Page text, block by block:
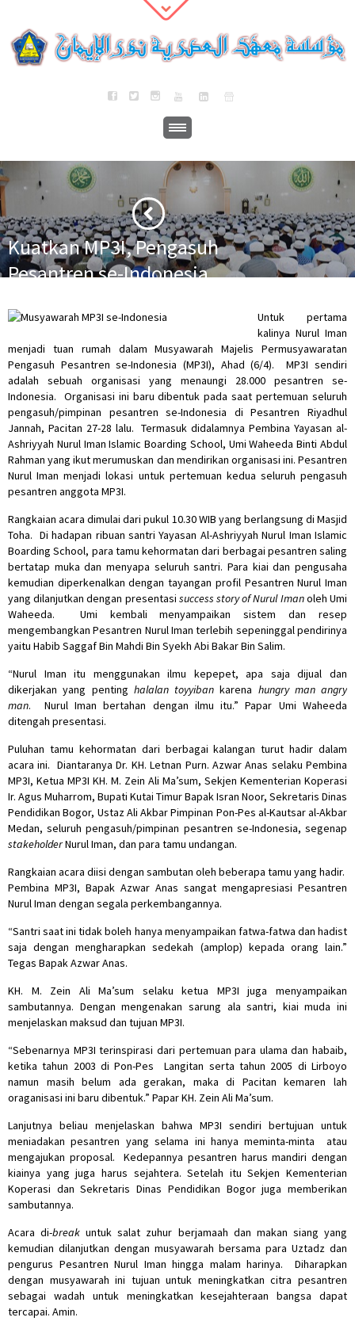
Kuatkan MP3I, Pengasuh
Pesantren se-Indonesia
Home · Berita ·
Kuatkan MP3I, Pengasuh Pesantren se-IndonesiaUntuk pertama
kalinya Nurul Iman
menjadi tuan rumah dalam Musyawarah Majelis Permusyawaratan
Pengasuh Pesantren se-Indonesia (MP3I), Ahad (6/4). MP3I sendiri
adalah sebuah organisasi yang menaungi 28.000 pesantren se-
Indonesia. Organisasi ini baru dibentuk pada saat pertemuan seluruh
pengasuh/pimpinan pesantren se-Indonesia di Pesantren Riyadhul
Jannah, Pacitan 27-28 lalu. Termasuk didalamnya Pembina Yayasan al-
Ashriyyah Nurul Iman Islamic Boarding School, Umi Waheeda Binti Abdul
Rahman yang ikut merumuskan dan mendirikan organisasi ini. Pesantren
Nurul Iman menjadi lokasi untuk pertemuan kedua seluruh pengasuh
pesantren anggota MP3I.
Rangkaian acara dimulai dari pukul 10.30 WIB yang berlangsung di Masjid
Toha. Di hadapan ribuan santri Yayasan Al-Ashriyyah Nurul Iman Islamic
Boarding School, para tamu kehormatan dari berbagai pesantren saling
bertatap muka dan menyapa seluruh santri. Para kiai dan pengusaha
kemudian diperkenalkan dengan tayangan profil Pesantren Nurul Iman
yang dilanjutkan dengan presentasi success story of Nurul Imanoleh Umi
Waheeda. Umi kembali menyampaikan sistem dan resep
mengembangkan Pesantren Nurul Iman terlebih sepeninggal pendirinya
yaitu Habib Saggaf Bin Mahdi Bin Syekh Abi Bakar Bin Salim.
“Nurul Iman itu menggunakan ilmu kepepet, apa saja dijual dan
dikerjakan yang penting halalan toyyiban karena hungry man angry
man. Nurul Iman bertahan dengan ilmu itu.” Papar Umi Waheeda
ditengah presentasi.
Puluhan tamu kehormatan dari berbagai kalangan turut hadir dalam
acara ini. Diantaranya Dr. KH. Letnan Purn. Azwar Anas selaku Pembina
MP3I, Ketua MP3I KH. M. Zein Ali Ma’sum, Sekjen Kementerian Koperasi
Ir. Agus Muharrom, Bupati Kutai Timur Bapak Isran Noor, Sekretaris Dinas
Pendidikan Bogor, Ustaz Ali Akbar Pimpinan Pon-Pes al-Kautsar al-Akbar
Medan, seluruh pengasuh/pimpinan pesantren se-Indonesia, segenap
stakeholderNurul Iman, dan para tamu undangan.
Rangkaian acara diisi dengan sambutan oleh beberapa tamu yang hadir.
Pembina MP3I, Bapak Azwar Anas sangat mengapresiasi Pesantren
Nurul Iman dengan segala perkembangannya.
“Santri saat ini tidak boleh hanya menyampaikan fatwa-fatwa dan hadist
saja dengan mengharapkan sedekah (amplop) kepada orang lain.”
Tegas Bapak Azwar Anas.
KH. M. Zein Ali Ma’sum selaku ketua MP3I juga menyampaikan
sambutannya. Dengan mengenakan sarung ala santri, kiai muda ini
menjelaskan maksud dan tujuan MP3I.
“Sebenarnya MP3I terinspirasi dari pertemuan para ulama dan habaib,
ketika tahun 2003 di Pon-Pes Langitan serta tahun 2005 di Lirboyo
namun masih belum ada gerakan, maka di Pacitan kemaren lah
oraganisasi ini baru dibentuk.” Papar KH. Zein Ali Ma’sum.
Lanjutnya beliau menjelaskan bahwa MP3I sendiri bertujuan untuk
meniadakan pesantren yang selama ini hanya meminta-minta atau
mengajukan proposal. Kedepannya pesantren harus mandiri dengan
kiainya yang juga harus sejahtera. Setelah itu Sekjen Kementerian
Koperasi dan Sekretaris Dinas Pendidikan Bogor juga memberikan
sambutannya.
Acara di-break untuk salat zuhur berjamaah dan makan siang yang
kemudian dilanjutkan dengan musyawarah bersama para Uztadz dan
pengurus Pesantren Nurul Iman hingga malam harinya. Diharapkan
dengan musyawarah ini tujuan untuk meningkatkan citra pesantren
sebagai wadah untuk meningkatkan kesejahteraan bangsa dapat
tercapai. Amin.